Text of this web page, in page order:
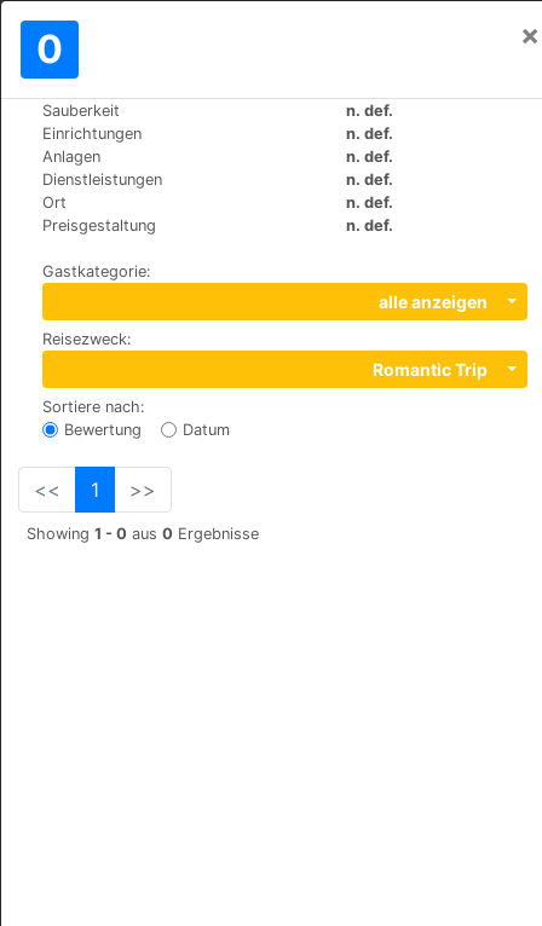
0 ×
Sauberkeit
n. def.
Einrichtungen
n. def.
Anlagen
n. def.
Dienstleistungen
n. def.
Ort
n. def.
Preisgestaltung
n. def.
Gastkategorie:
alle anzeigen
Reisezweck:
Romantic Trip
Sortiere nach:
Bewertung
Datum
<< 1 >>
Showing 1 - 0 aus 0 Ergebnisse
Weltweit>Switzerland
Hotel Alexander
+41 (0)442518203
Niederdorfstrasse 40, 8001